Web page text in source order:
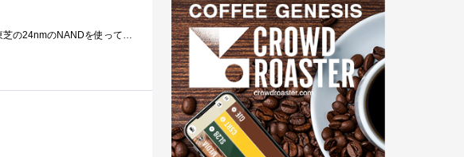
今さらですが。一世代前になりますが、安くなったので思い切って購入。1万7000円弱なり。 東芝の24nmのNANDを使っています。コントローラはMarvell...